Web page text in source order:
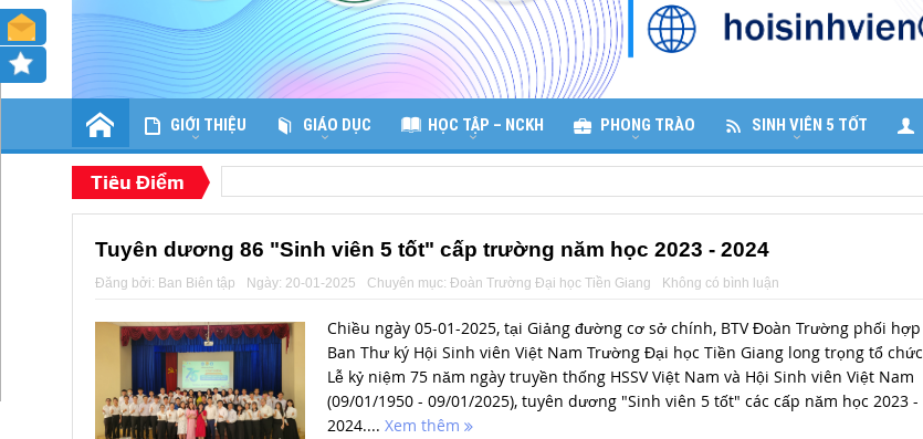
GIỚI THIỆU GIÁO DỤC HỌC TẬP – NCKH PHONG TRÀO SINH VIÊN 5 TỐT
Tiêu Điểm
Tuyên dương 86 "Sinh viên 5 tốt" cấp trường năm học 2023 - 2024
Đăng bởi: Ban Biên tập Ngày: 20-01-2025 Chuyên mục: Đoàn Trường Đại học Tiền Giang Không có bình luận
Chiều ngày 05-01-2025, tại Giảng đường cơ sở chính, BTV Đoàn Trường phối hợp
Ban Thư ký Hội Sinh viên Việt Nam Trường Đại học Tiền Giang long trọng tổ chức
Lễ kỷ niệm 75 năm ngày truyền thống HSSV Việt Nam và Hội Sinh viên Việt Nam
(09/01/1950 - 09/01/2025), tuyên dương "Sinh viên 5 tốt" các cấp năm học 2023 -
2024.... Xem thêm